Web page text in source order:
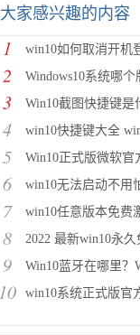
大家感兴趣的内容
1 win10如何取消开机登录密码？
2 Windows10系统哪个版本好？
3 Win10截图快捷键是什么？
4 win10快捷键大全
5 Win10正式版微软官方原版
6 win10无法启动不用怕！
7 win10任意版本免费激
8 2022 最新win10永久免费激活
9 Win10蓝牙在哪里？Win10蓝
10 win10系统正式版官方下载地